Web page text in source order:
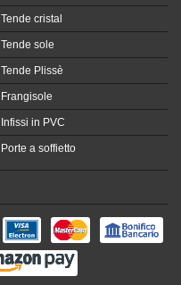
Tende cristal
Tende sole
Tende Plissè
Frangisole
Infissi in PVC
Porte a soffietto